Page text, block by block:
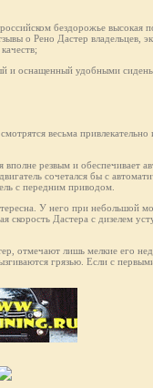
бездорожье высокая
о Рено Дастер владельцев,
и оснащенный удобными
весьма
вполне резвым и
сочетался бы с
с передним приводом.
У него при
скорость Дастерa с дизелем
отмечают лишь мелкие его
грязью. Если с